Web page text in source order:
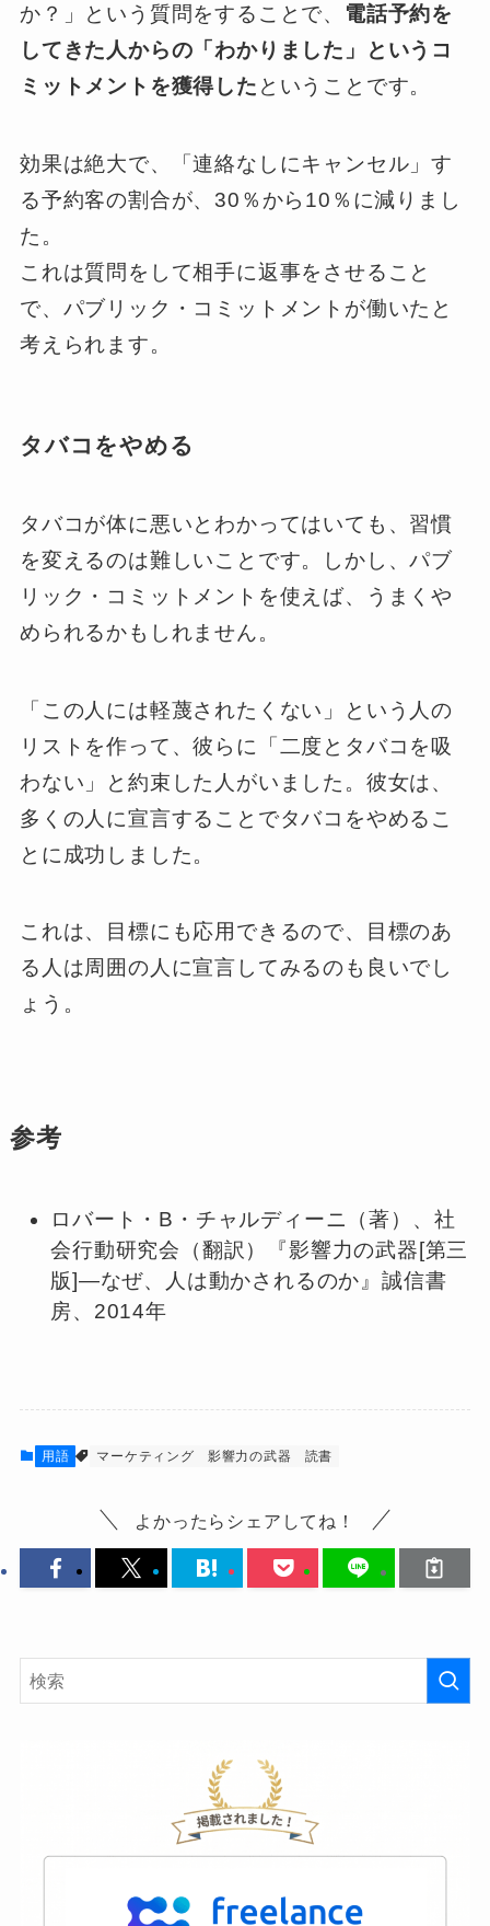
か？」という質問をすることで、 電話予約を
してきた人からの「わかりました」というコ
ミットメントを獲得した ということです。
効果は絶大で、「連絡なしにキャンセル」す
る予約客の割合が、30％から10％に減りまし
た。
これは質問をして相手に返事をさせること
で、パブリック・コミットメントが働いたと
考えられます。
タバコをやめる
タバコが体に悪いとわかってはいても、習慣
を変えるのは難しいことです。しかし、パブ
リック・コミットメントを使えば、うまくや
められるかもしれません。
「この人には軽蔑されたくない」という人の
リストを作って、彼らに「二度とタバコを吸
わない」と約束した人がいました。彼女は、
多くの人に宣言することでタバコをやめるこ
とに成功しました。
これは、目標にも応用できるので、目標のあ
る人は周囲の人に宣言してみるのも良いでし
ょう。
参考
ロバート・B・チャルディーニ（著）、社
会行動研究会（翻訳）『影響力の武器[第三
版]―なぜ、人は動かされるのか』誠信書
房、2014年
用語 マーケティング 影響力の武器 読書
よかったらシェアしてね！